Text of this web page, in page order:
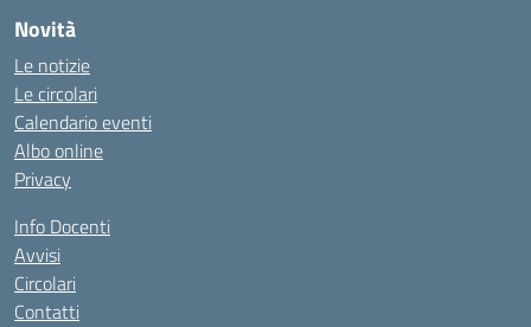
Novità
Le notizie
Le circolari
Calendario eventi
Albo online
Privacy
Info Docenti
Avvisi
Circolari
Contatti